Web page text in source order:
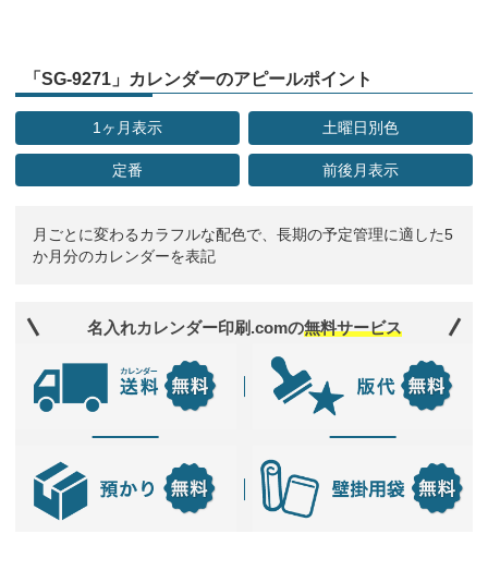
「SG-9271」カレンダーのアピールポイント
1ヶ月表示 土曜日別色
定番 前後月表示
月ごとに変わるカラフルな配色で、長期の予定管理に適した5
か月分のカレンダーを表記
名入れカレンダー印刷.comの無料サービス